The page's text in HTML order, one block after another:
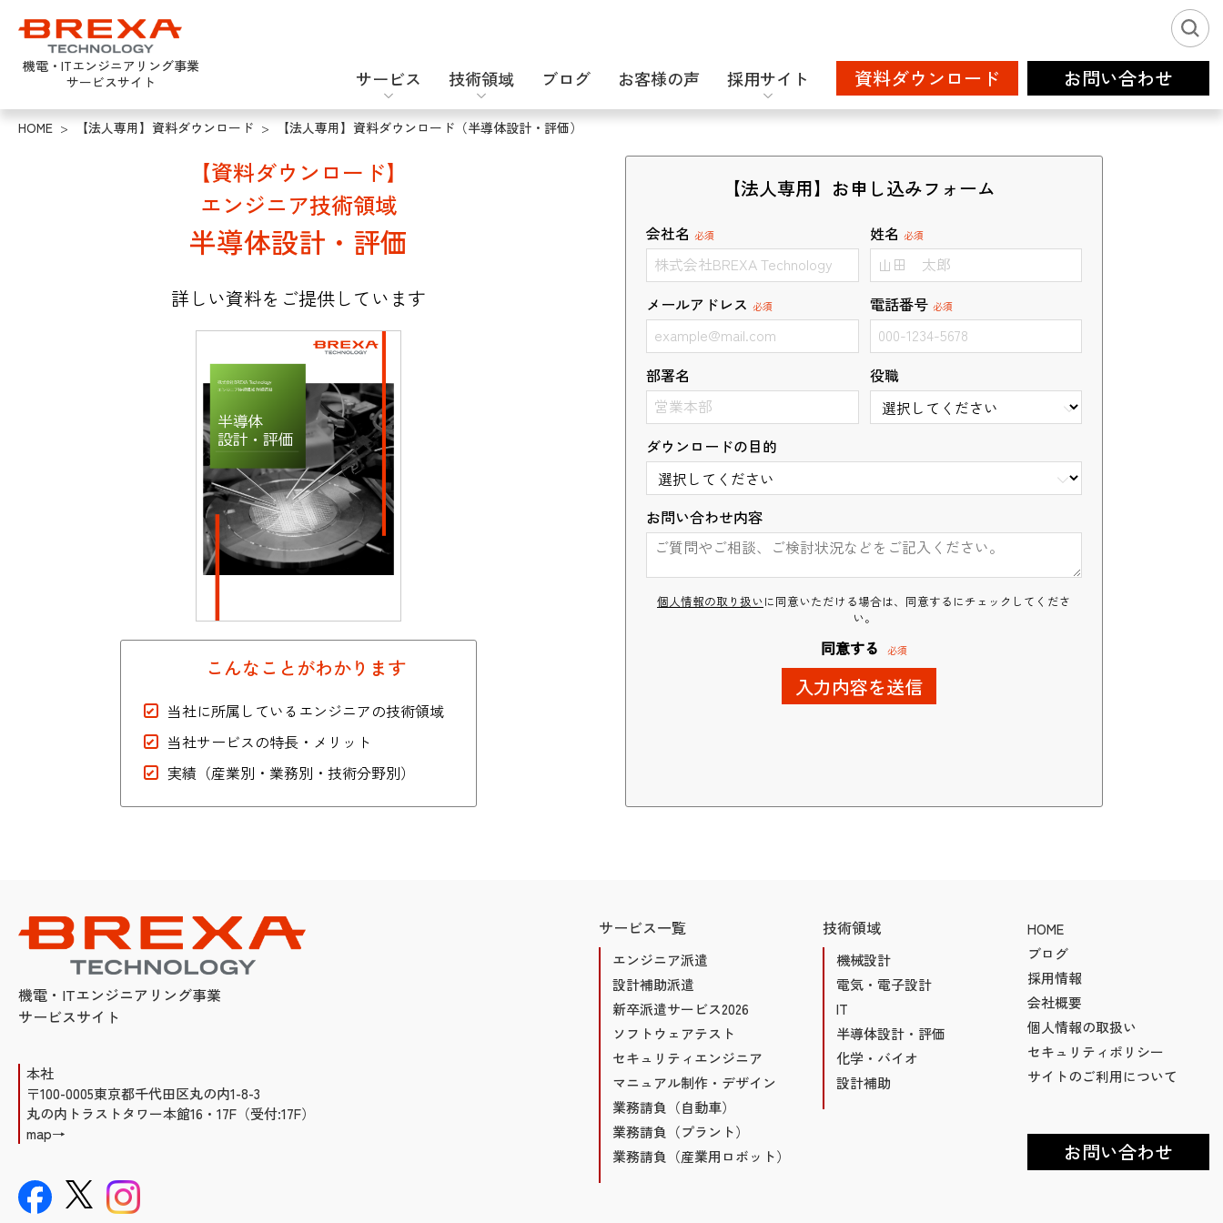
機電・ITエンジニアリング事業
サービスサイト
サービス
エンジニア派遣 新卒派遣サービス2026
ソフトウェアテスト セキュリティエンジニア クリエイティブサービス
業務請負（自動車） 業務請負（プラント） 業務請負（産業用ロボット）
技術領域
機械設計 電気・電子設計 IT
半導体設計・評価 設計補助
ブログ お客様の声 採用サイト
新卒採用 フリーランス登録
資料ダウンロード お問い合わせ
HOME > 【法人専用】資料ダウンロード > 【法人専用】資料ダウンロード（半導体設計・評価）
【資料ダウンロード】
エンジニア技術領域
半導体設計・評価
詳しい資料をご提供しています
こんなことがわかります
当社に所属しているエンジニアの技術領域
当社サービスの特長・メリット
実績（産業別・業務別・技術分野別）
【法人専用】お申し込みフォーム
会社名 必須 姓名 必須
メールアドレス 必須 電話番号 必須
部署名 役職
ダウンロードの目的
お問い合わせ内容
個人情報の取り扱いに同意いただける場合は、同意するにチェックしてくださ
い。
同意する 必須
機電・ITエンジニアリング事業
サービスサイト
本社
〒100-0005東京都千代田区丸の内1-8-3
丸の内トラストタワー本館16・17F（受付:17F）
map→
サービス一覧
エンジニア派遣
設計補助派遣
新卒派遣サービス2026
ソフトウェアテスト
セキュリティエンジニア
マニュアル制作・デザイン
業務請負（自動車）
業務請負（プラント）
業務請負（産業用ロボット）
技術領域
機械設計
電気・電子設計
IT
半導体設計・評価
化学・バイオ
設計補助
HOME
ブログ
採用情報
会社概要
個人情報の取扱い
セキュリティポリシー
サイトのご利用について
お問い合わせ